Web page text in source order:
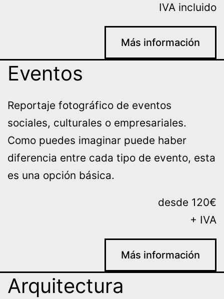
IVA incluido
Más información
Eventos
Reportaje fotográfico de eventos
sociales, culturales o empresariales.
Como puedes imaginar puede haber
diferencia entre cada tipo de evento, esta
es una opción básica.
desde 120€
+ IVA
Más información
Arquitectura